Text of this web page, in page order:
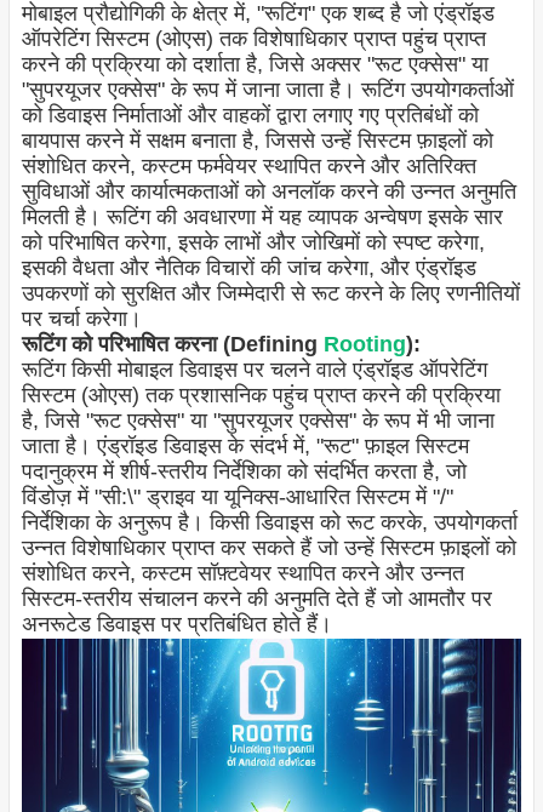
मोबाइल प्रौद्योगिकी के क्षेत्र में, "रूटिंग" एक शब्द है जो एंड्रॉइड
ऑपरेटिंग सिस्टम (ओएस) तक विशेषाधिकार प्राप्त पहुंच प्राप्त
करने की प्रक्रिया को दर्शाता है, जिसे अक्सर "रूट एक्सेस" या
"सुपरयूजर एक्सेस" के रूप में जाना जाता है। रूटिंग उपयोगकर्ताओं
को डिवाइस निर्माताओं और वाहकों द्वारा लगाए गए प्रतिबंधों को
बायपास करने में सक्षम बनाता है, जिससे उन्हें सिस्टम फ़ाइलों को
संशोधित करने, कस्टम फर्मवेयर स्थापित करने और अतिरिक्त
सुविधाओं और कार्यात्मकताओं को अनलॉक करने की उन्नत अनुमति
मिलती है। रूटिंग की अवधारणा में यह व्यापक अन्वेषण इसके सार
को परिभाषित करेगा, इसके लाभों और जोखिमों को स्पष्ट करेगा,
इसकी वैधता और नैतिक विचारों की जांच करेगा, और एंड्रॉइड
उपकरणों को सुरक्षित और जिम्मेदारी से रूट करने के लिए रणनीतियों
पर चर्चा करेगा।
रूटिंग को परिभाषित करना (Defining Rooting):
रूटिंग किसी मोबाइल डिवाइस पर चलने वाले एंड्रॉइड ऑपरेटिंग
सिस्टम (ओएस) तक प्रशासनिक पहुंच प्राप्त करने की प्रक्रिया
है, जिसे "रूट एक्सेस" या "सुपरयूजर एक्सेस" के रूप में भी जाना
जाता है। एंड्रॉइड डिवाइस के संदर्भ में, "रूट" फ़ाइल सिस्टम
पदानुक्रम में शीर्ष-स्तरीय निर्देशिका को संदर्भित करता है, जो
विंडोज़ में "सी:\" ड्राइव या यूनिक्स-आधारित सिस्टम में "/"
निर्देशिका के अनुरूप है। किसी डिवाइस को रूट करके, उपयोगकर्ता
उन्नत विशेषाधिकार प्राप्त कर सकते हैं जो उन्हें सिस्टम फ़ाइलों को
संशोधित करने, कस्टम सॉफ़्टवेयर स्थापित करने और उन्नत
सिस्टम-स्तरीय संचालन करने की अनुमति देते हैं जो आमतौर पर
अनरूटेड डिवाइस पर प्रतिबंधित होते हैं।